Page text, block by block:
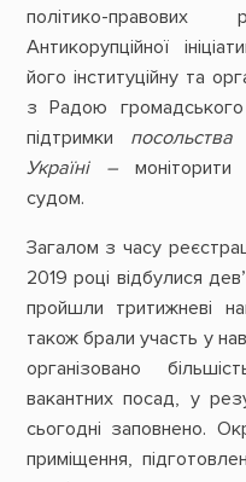
політико-
Антикорупційної
його інституційну та
з Радою
підтримки
Україні –
судом.
Загалом з часу
2019 році відбулися
пройшли тритижневі
також брали участь у
організовано
вакантних посад, у
сьогодні заповнено.
приміщення,